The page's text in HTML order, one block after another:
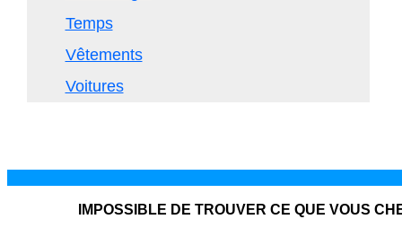
Temps
Vêtements
Voitures
IMPOSSIBLE DE TROUVER CE QUE VOUS